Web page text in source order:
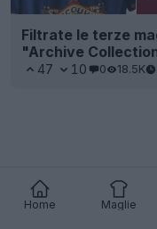
Home Maglie
Filtrate le terze
"Archive
47 10 0 18.5K